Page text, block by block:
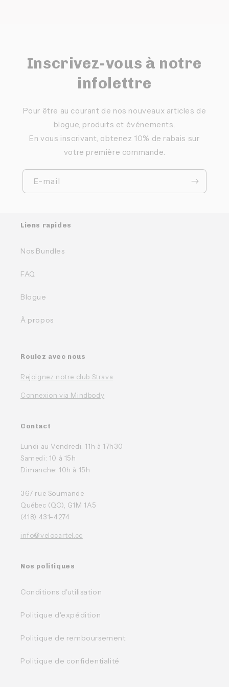
Inscrivez-vous à notre
infolettre
Pour être au courant de nos nouveaux articles de
blogue, produits et événements.
En vous inscrivant, obtenez 10% de rabais sur
votre première commande.
E-mail
Liens rapides
Nos Bundles
FAQ
Blogue
À propos
Roulez avec nous
Rejoignez notre club Strava
Connexion via Mindbody
Contact
Lundi au Vendredi: 11h à 17h30
Samedi: 10 à 15h
Dimanche: 10h à 15h
367 rue Soumande
Québec (QC), G1M 1A5
(418) 431-4274
info@velocartel.cc
Nos politiques
Conditions d'utilisation
Politique d'expédition
Politique de remboursement
Politique de confidentialité